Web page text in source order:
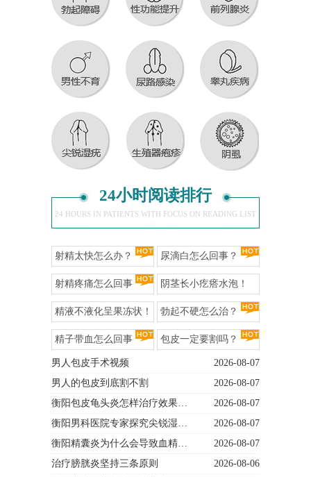
24小时阅读排行
24 HOURS IN PATIENTS WITH FOCUS ON READING LIST
射精太快怎么办？ 尿滴白怎么回事？
射精疼痛怎么回事 阴茎长小疙瘩水泡！
精液不液化呈果冻状！ 勃起不硬怎么治？
精子带血怎么回事 包皮一定要割吗？
2026-08-07
男人包皮手术视频
2026-08-07
男人的包皮到底割不割
2026-08-07
衡阳包皮龟头炎怎样治疗效果…
2026-08-07
衡阳男科医院专家探究尖锐湿…
2026-08-07
衡阳精囊炎为什么会导致血精…
2026-08-06
治疗膀胱炎坚持三条原则